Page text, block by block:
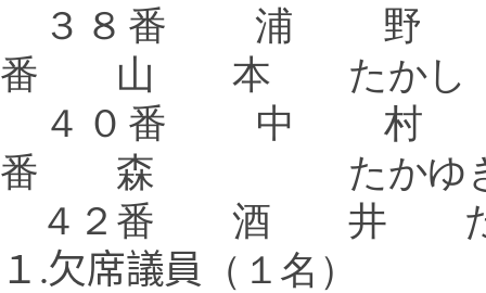
３８番
番 山 本 たかし
４０番 中
番 森 たかゆ
４２番 酒 井 た
１ .欠席議員
（１名）